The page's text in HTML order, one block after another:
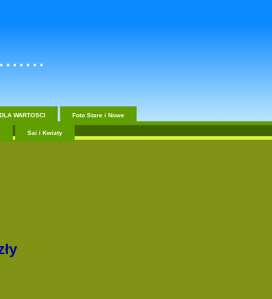
WARTOSCI Foto Stare i Nowe
Sai i Kwiaty